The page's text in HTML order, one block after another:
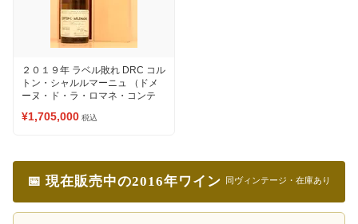
２０１９年 ラベル敗れ DRC コル
トン・シャルルマーニュ （ドメ
ーヌ・ド・ラ・ロマネ・コンテ
¥1,705,000 税込
📅 現在販売中の2016年ワイン 同ヴィンテージ・在庫あり